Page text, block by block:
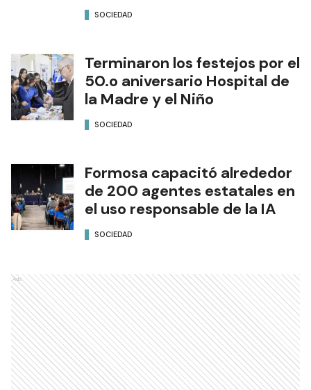
SOCIEDAD
Terminaron los festejos por el
50.o aniversario Hospital de
la Madre y el Niño
SOCIEDAD
Formosa capacitó alrededor
de 200 agentes estatales en
el uso responsable de la IA
SOCIEDAD
Ads